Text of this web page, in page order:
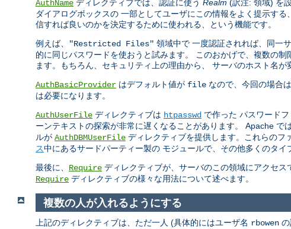
AuthName ディレクティブでは、認証に使う Realm (訳注: 領域) を
ダイアログボックスの 一部としてユーザにこの情報をよく提示す
信すれば良いのかを決定するために使われる、という機能です。
例えば、
"Restricted Files" 領域中で 一度認証されれば、同一
的に同じパスワードを使おうと試みます。 このおかげで、複数の
ます。もちろん、セキュリティ上の理由から、 サーバのホスト名
AuthBasicProvider はデフォルト値が file なので、今回の場合
は必要になります。
AuthUserFile ディレクティブは htpasswd で作った パスワード
ーンテキストの探索が非常に遅くなることがあります。 Apache で
ルが AuthDBMUserFile ディレクティブを提供します。これらのフ
ス中にあるサードパーティー製の モジュールで、その他多くのタイ
最後に、 Require ディレクティブが、サーバのこの領域にアクセ
Require ディレクティブの様々な用法について述べます。
複数の人が入れるようにする
上記のディレクティブは、ただ一人 (具体的にはユーザ名 rbowen